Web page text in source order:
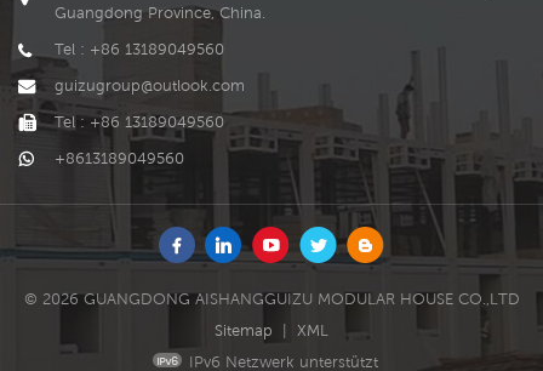
Guangdong Province, China.
Tel : +86 13189049560
guizugroup@outlook.com
Tel : +86 13189049560
+8613189049560
© 2026 GUANGDONG AISHANGGUIZU MODULAR HOUSE CO.,LTD
Sitemap
XML
IPv6 Netzwerk unterstützt